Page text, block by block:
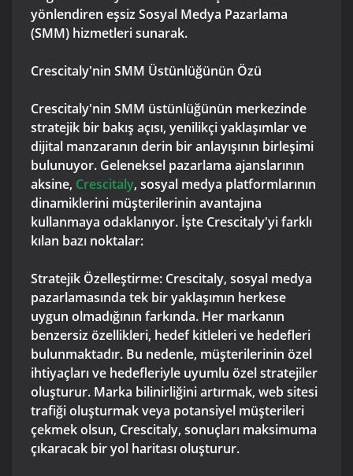
yönlendiren eşsiz Sosyal Medya Pazarlama
(SMM) hizmetleri sunarak.
Crescitaly'nin SMM Üstünlüğünün Özü
Crescitaly'nin SMM üstünlüğünün merkezinde
stratejik bir bakış açısı, yenilikçi yaklaşımlar ve
dijital manzaranın derin bir anlayışının birleşimi
bulunuyor. Geleneksel pazarlama ajanslarının
aksine, Crescitaly, sosyal medya platformlarının
dinamiklerini müşterilerinin avantajına
kullanmaya odaklanıyor. İşte Crescitaly'yi farklı
kılan bazı noktalar:
Stratejik Özelleştirme: Crescitaly, sosyal medya
pazarlamasında tek bir yaklaşımın herkese
uygun olmadığının farkında. Her markanın
benzersiz özellikleri, hedef kitleleri ve hedefleri
bulunmaktadır. Bu nedenle, müşterilerinin özel
ihtiyaçları ve hedefleriyle uyumlu özel stratejiler
oluşturur. Marka bilinirliğini artırmak, web sitesi
trafiği oluşturmak veya potansiyel müşterileri
çekmek olsun, Crescitaly, sonuçları maksimuma
çıkaracak bir yol haritası oluşturur.